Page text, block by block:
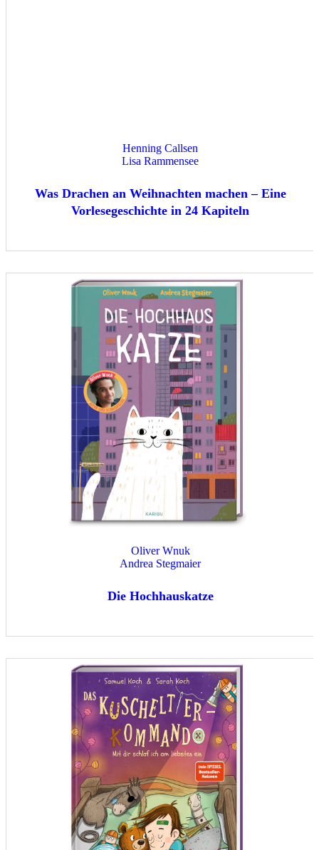
Henning Callsen
Lisa Rammensee
Was Drachen an Weihnachten machen – Eine
Vorlesegeschichte in 24 Kapiteln
Oliver Wnuk
Andrea Stegmaier
Die Hochhauskatze